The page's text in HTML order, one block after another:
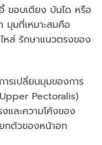
ขอบเตียง บันได หรือ
มุมที่เหมาะสมคือ
หล่ รักษาแนวตรงของ
รเปลี่ยนมุมของการ
Pectoralis)
และความโค้งของ
กตัวของหน้าอก